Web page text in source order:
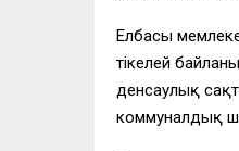
Елбасы
тікелей
денсаулық
коммуналдық